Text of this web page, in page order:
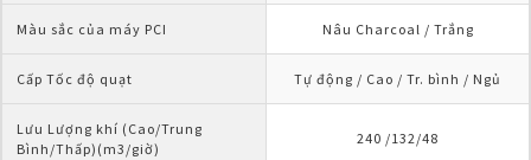
Màu sắc của máy PCI Nâu Charcoal / Trắng
Cấp Tốc độ quạt Tự động / Cao / Tr. bình / Ngủ
Lưu Lượng khí (Cao/Trung
Bình/Thấp)(m3/giờ)
240 /132/48